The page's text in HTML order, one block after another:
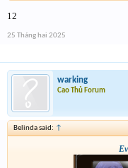
12
25 Tháng hai 2025
warking
Cao Thủ Forum
Belinda said: ↑